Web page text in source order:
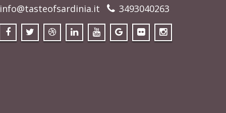
info@tasteofsardinia.it 3493040263